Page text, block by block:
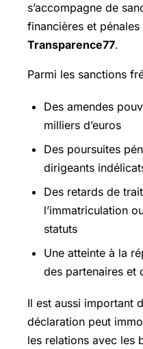
s’accompagne de
financières et
Transparence77.
Parmi les sanctions
Des amendes
milliers d’euros
Des poursuites
dirigeants
Des retards de
l’immatriculation
statuts
Une atteinte à la
des partenaires et
Il est aussi important
déclaration peut
les relations avec les